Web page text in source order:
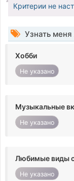
Критерии не
Узнать
Хобби
Не указано
Музыкальные
Не указано
Любимые виды
Не указано